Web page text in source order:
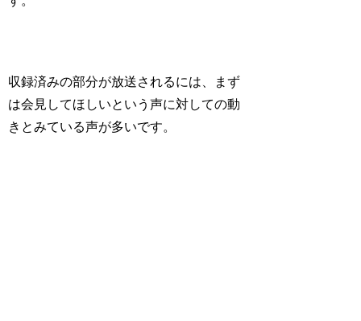
収録済みの部分が放送されるには、まず
は会見してほしいという声に対しての動
きとみている声が多いです。